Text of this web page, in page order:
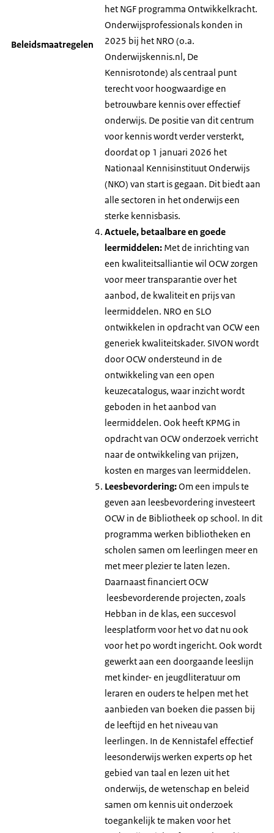
Beleidsmaatregelen
het NGF programma Ontwikkelkracht.
Onderwijsprofessionals konden in
2025 bij het NRO (o.a.
Onderwijskennis.nl, De
Kennisrotonde) als centraal punt
terecht voor hoogwaardige en
betrouwbare kennis over effectief
onderwijs. De positie van dit centrum
voor kennis wordt verder versterkt,
doordat op 1 januari 2026 het
Nationaal Kennisinstituut Onderwijs
(NKO) van start is gegaan. Dit biedt aan
alle sectoren in het onderwijs een
sterke kennisbasis.
Actuele, betaalbare en goede
leermiddelen: Met de inrichting van
een kwaliteitsalliantie wil OCW zorgen
voor meer transparantie over het
aanbod, de kwaliteit en prijs van
leermiddelen. NRO en SLO
ontwikkelen in opdracht van OCW een
generiek kwaliteitskader. SIVON wordt
door OCW ondersteund in de
ontwikkeling van een open
keuzecatalogus, waar inzicht wordt
geboden in het aanbod van
leermiddelen. Ook heeft KPMG in
opdracht van OCW onderzoek verricht
naar de ontwikkeling van prijzen,
kosten en marges van leermiddelen.
Leesbevordering:Om een impuls te
geven aan leesbevordering investeert
OCW in de Bibliotheek op school. In dit
programma werken bibliotheken en
scholen samen om leerlingen meer en
met meer plezier te laten lezen.
Daarnaast financiert OCW
leesbevorderende projecten, zoals
Hebban in de klas, een succesvol
leesplatform voor het vo dat nu ook
voor het po wordt ingericht. Ook wordt
gewerkt aan een doorgaande leeslijn
met kinder- en jeugdliteratuur om
leraren en ouders te helpen met het
aanbieden van boeken die passen bij
de leeftijd en het niveau van
leerlingen. In de Kennistafel effectief
leesonderwijs werken experts op het
gebied van taal en lezen uit het
onderwijs, de wetenschap en beleid
samen om kennis uit onderzoek
toegankelijk te maken voor het